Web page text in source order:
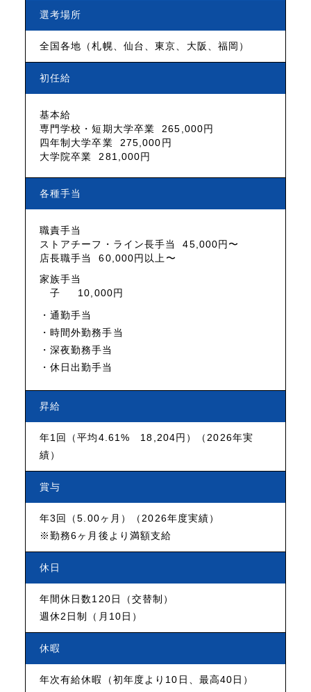
選考場所
全国各地（札幌、仙台、東京、大阪、福岡）
初任給
基本給
専門学校・短期大学卒業
265,000円
四年制大学卒業
275,000円
大学院卒業
281,000円
各種手当
職責手当
ストアチーフ・ライン長手当
45,000円〜
店長職手当
60,000円以上〜
家族手当
子
10,000円
通勤手当
時間外勤務手当
深夜勤務手当
休日出勤手当
昇給
年1回（平均4.61% 18,204円）（2026年実
績）
賞与
年3回（5.00ヶ月）（2026年度実績）
※勤務6ヶ月後より満額支給
休日
年間休日数120日（交替制）
週休2日制（月10日）
休暇
年次有給休暇（初年度より10日、最高40日）